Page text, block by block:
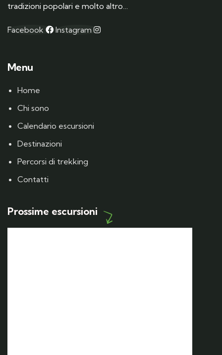
tradizioni popolari e molto altro…
Facebook Instagram
Menu
Home
Chi sono
Calendario escursioni
Destinazioni
Percorsi di trekking
Contatti
Prossime escursioni